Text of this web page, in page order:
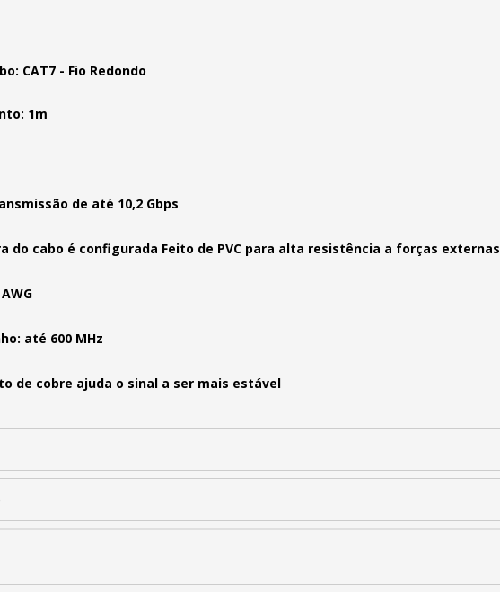
CAT7 - Fio Redondo
1m
de até 10,2 Gbps
do cabo é configurada Feito de PVC para alta resistência a forças externas
até 600 MHz
de cobre ajuda o sinal a ser mais estável